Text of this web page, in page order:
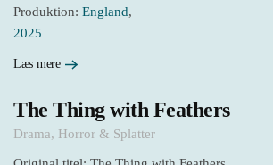
Produktion: England,
2025
Læs mere
The Thing with Feathers
Drama, Horror & Splatter